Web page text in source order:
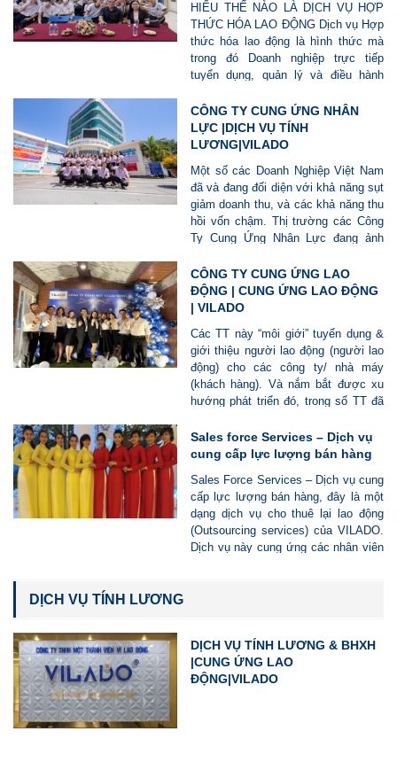
HIỂU THẾ NÀO LÀ DỊCH VỤ HỢP
THỨC HÓA LAO ĐỘNG Dịch vụ Hợp
thức hóa lao động là hình thức mà
trong đó Doanh nghiệp trực tiếp
tuyển dụng, quản lý và điều hành
động thuộc biên chế của đơn vị cung
cấp dịch vụ hợp thức hóa. Hiểu đơn
giản, Doanh nghiệp thực hiện hoạt
Động thực hiện các “thủ tục pháp lý
và hành chính” liên quan đến quan hệ
lao động như ký hợp đồng, đóng
BHXH, kê khai thuế, chi trả lương và
phúc lợi. Vì Lao Động có thể ủy
tuyển dụng, điều hành, đánh giá,
quyết định mức lương – thưởng – kỷ
luật – phúc lợi, hoặc thậm chí chi trả
lương, thưởng, phúc lợi cho người
lao động trên danh nghĩa của Vì Lao
Động. Nhờ đó, Doanh nghiệp vẫn chủ
động hoàn toàn về nhân sự, trong khi
Vì Lao Động đảm bảo tính tuân thủ
vận hành hợp pháp – linh hoạt – hiệu
quả.
CÔNG TY CUNG ỨNG NHÂN
LỰC |DỊCH VỤ TÍNH
LƯƠNG|VILADO
Một số các Doanh Nghiệp Việt Nam
đã và đang đối diện với khả năng sụt
giảm doanh thu, và các khả năng thu
hồi vốn chậm. Thị trường các Công
Ty Cung Ứng Nhân Lực đang ảnh
hàng nước ngoài. Doanh Nghiệp
nhận diện cần nhận diện mối nguy và
hành động "cũng cố" trong thời kỳ
CÔNG TY CUNG ỨNG LAO
ĐỘNG | CUNG ỨNG LAO ĐỘNG
| VILADO
Các TT này “môi giới” tuyển dụng &
giới thiệu người lao động (người lao
động) cho các công ty/ nhà máy
(khách hàng). Và nắm bắt được xu
hướng phát triển đó, trong số TT đã
động bán chuyên nghiệp và chuyển
đổi sang hình thức dịch vụ CUNG
Sales force Services – Dịch vụ
cung cấp lực lượng bán hàng
Sales Force Services – Dịch vụ cung
cấp lực lượng bán hàng, đây là một
dạng dịch vụ cho thuê lại lao động
(Outsourcing services) của VILADO.
Dịch vụ này cung ứng các nhân viên
DỊCH VỤ TÍNH LƯƠNG
DỊCH VỤ TÍNH LƯƠNG & BHXH
|CUNG ỨNG LAO
ĐỘNG|VILADO